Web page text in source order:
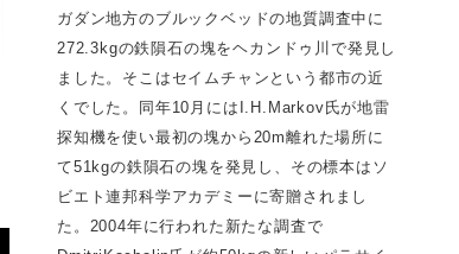
ガダン地方のブルックベッドの地質調査中に
272.3kgの鉄隕石の塊をヘカンドゥ川で発見し
ました。そこはセイムチャンという都市の近
くでした。同年10月にはI.H.Markov氏が地雷
探知機を使い最初の塊から20m離れた場所に
て51kgの鉄隕石の塊を発見し、その標本はソ
ビエト連邦科学アカデミーに寄贈されまし
た。2004年に行われた新たな調査で